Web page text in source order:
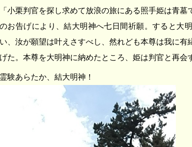
「 小栗判官を探し求めて放浪の旅にある照手姫は青墓
のお告げにより、結大明神へ七日間祈願。すると大
い、汝が願望は叶えさすべし、然れども本尊は我に
げた。本尊を大明神に納めたところ、姫は判官と再
霊験あらたか、結大明神！